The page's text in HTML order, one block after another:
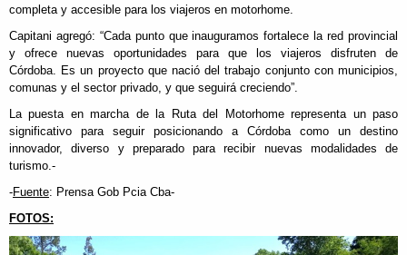
completa y accesible para los viajeros en motorhome.
Capitani agregó: “Cada punto que inauguramos fortalece la red provincial
y ofrece nuevas oportunidades para que los viajeros disfruten de
Córdoba. Es un proyecto que nació del trabajo conjunto con municipios,
comunas y el sector privado, y que seguirá creciendo”.
La puesta en marcha de la Ruta del Motorhome representa un paso
significativo para seguir posicionando a Córdoba como un destino
innovador, diverso y preparado para recibir nuevas modalidades de
turismo.-
-Fuente: Prensa Gob Pcia Cba-
FOTOS: